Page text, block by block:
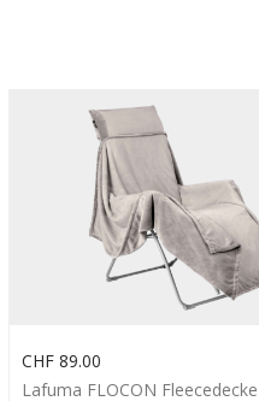
Lafuma FLOCON Fleecedecke
CHF 89.00